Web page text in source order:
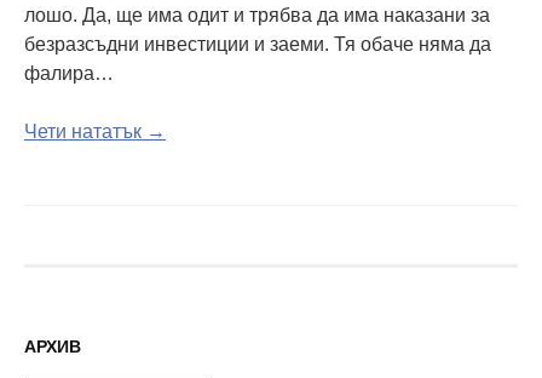
лошо. Да, ще има одит и трябва да има наказани за
безразсъдни инвестиции и заеми. Тя обаче няма да
фалира…
Чети нататък →
АРХИВ